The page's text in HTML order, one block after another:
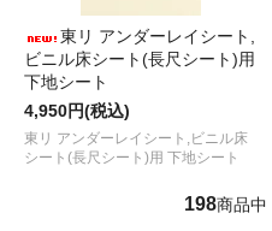
東リ アンダーレイシート,
ビニル床シート(長尺シート)用
下地シート
4,950円(税込)
東リ アンダーレイシート,ビニル床
シート(長尺シート)用 下地シート
198商品中